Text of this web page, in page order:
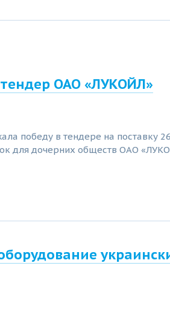
ОАО «ЛУКОЙЛ»
победу в тендере на поставку 26
для дочерних обществ ОАО